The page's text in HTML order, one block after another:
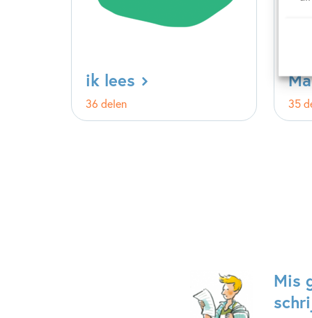
ik lees
36 delen 35
Mis